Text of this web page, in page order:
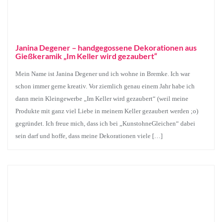
Janina Degener – handgegossene Dekorationen aus
Gießkeramik „Im Keller wird gezaubert“
Mein Name ist Janina Degener und ich wohne in Bremke. Ich war
schon immer gerne kreativ. Vor ziemlich genau einem Jahr habe ich
dann mein Kleingewerbe „Im Keller wird gezaubert“ (weil meine
Produkte mit ganz viel Liebe in meinem Keller gezaubert werden ;o)
gegründet. Ich freue mich, dass ich bei „KunstohneGleichen“ dabei
sein darf und hoffe, dass meine Dekorationen viele […]